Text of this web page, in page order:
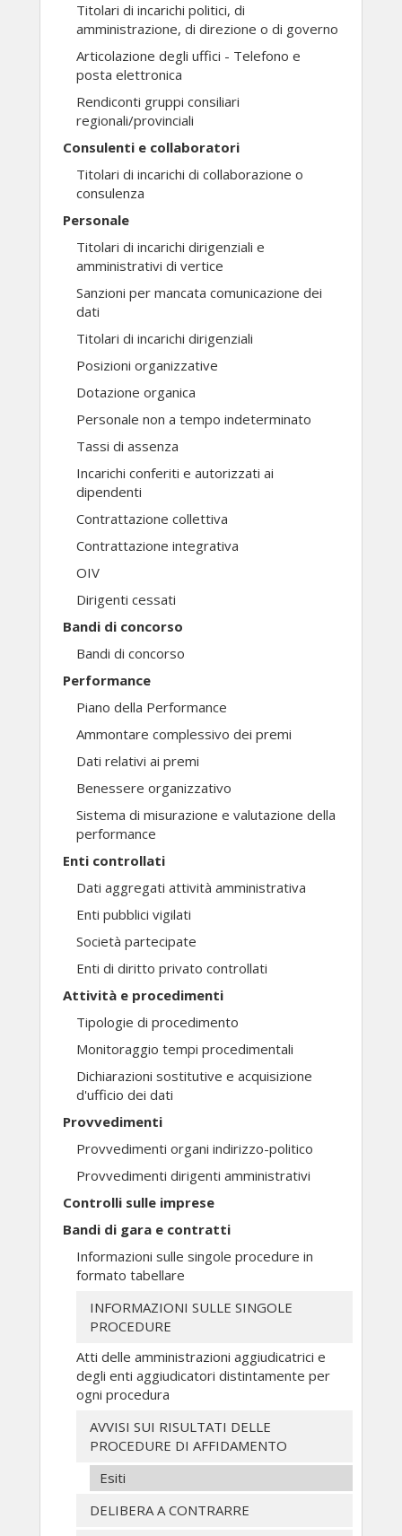
Titolari di incarichi politici, di
amministrazione, di direzione o di governo
Articolazione degli uffici - Telefono e
posta elettronica
Rendiconti gruppi consiliari
regionali/provinciali
Consulenti e collaboratori
Titolari di incarichi di collaborazione o
consulenza
Personale
Titolari di incarichi dirigenziali e
amministrativi di vertice
Sanzioni per mancata comunicazione dei
dati
Titolari di incarichi dirigenziali
Posizioni organizzative
Dotazione organica
Personale non a tempo indeterminato
Tassi di assenza
Incarichi conferiti e autorizzati ai
dipendenti
Contrattazione collettiva
Contrattazione integrativa
OIV
Dirigenti cessati
Bandi di concorso
Bandi di concorso
Performance
Piano della Performance
Ammontare complessivo dei premi
Dati relativi ai premi
Benessere organizzativo
Sistema di misurazione e valutazione della
performance
Enti controllati
Dati aggregati attività amministrativa
Enti pubblici vigilati
Società partecipate
Enti di diritto privato controllati
Attività e procedimenti
Tipologie di procedimento
Monitoraggio tempi procedimentali
Dichiarazioni sostitutive e acquisizione
d'ufficio dei dati
Provvedimenti
Provvedimenti organi indirizzo-politico
Provvedimenti dirigenti amministrativi
Controlli sulle imprese
Bandi di gara e contratti
Informazioni sulle singole procedure in
formato tabellare
INFORMAZIONI SULLE SINGOLE
PROCEDURE
Atti delle amministrazioni aggiudicatrici e
degli enti aggiudicatori distintamente per
ogni procedura
AVVISI SUI RISULTATI DELLE
PROCEDURE DI AFFIDAMENTO
Esiti
DELIBERA A CONTRARRE